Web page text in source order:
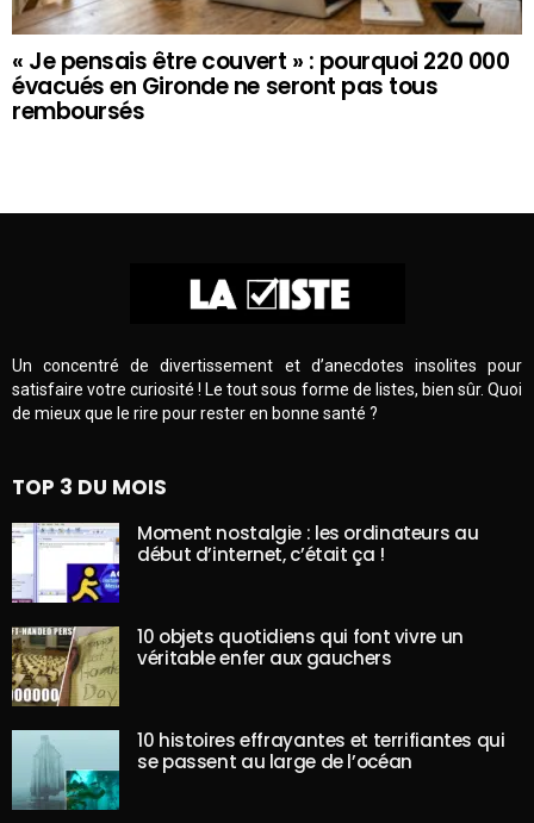
« Je pensais être couvert » : pourquoi 220 000
évacués en Gironde ne seront pas tous
remboursés
Un concentré de divertissement et d’anecdotes insolites pour
satisfaire votre curiosité ! Le tout sous forme de listes, bien sûr. Quoi
de mieux que le rire pour rester en bonne santé ?
TOP 3 DU MOIS
Moment nostalgie : les ordinateurs au
début d’internet, c’était ça !
10 objets quotidiens qui font vivre un
véritable enfer aux gauchers
10 histoires effrayantes et terrifiantes qui
se passent au large de l’océan